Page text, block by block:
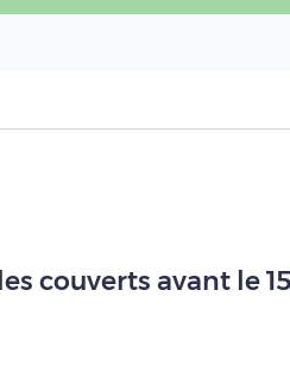
couverts avant le